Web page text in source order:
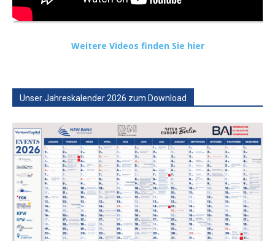
Weitere Videos finden Sie hier
Unser Jahreskalender 2026 zum Download